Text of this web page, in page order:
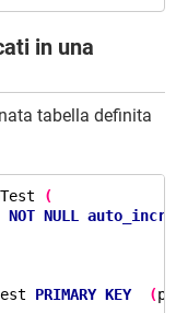
in una
tabella definita
(
NOT NULL
PRIMARY KEY (